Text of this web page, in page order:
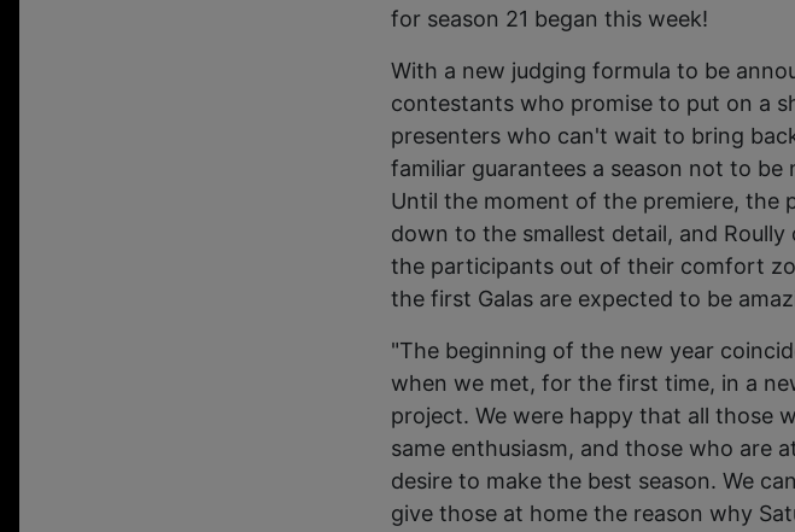
for season 21 began this week!
With a new judging formula to be
contestants who promise to put on a
presenters who can't wait to bring
familiar guarantees a season not to be
Until the moment of the premiere, the
down to the smallest detail, and
the participants out of their comfort
the first Galas are expected to be
"The beginning of the new year
when we met, for the first time, in a
project. We were happy that all those
same enthusiasm, and those who are
desire to make the best season. We
give those at home the reason why